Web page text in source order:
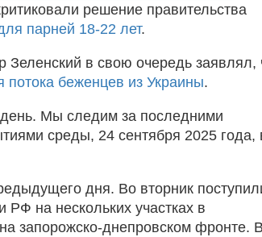
решение правительства
парней 18-22 лет.
в свою очередь заявлял,
потока беженцев из Украины.
Мы следим за последними
среды, 24 сентября 2025 года,
дня. Во вторник
на нескольких участках в
запорожско-днепровском фронте.